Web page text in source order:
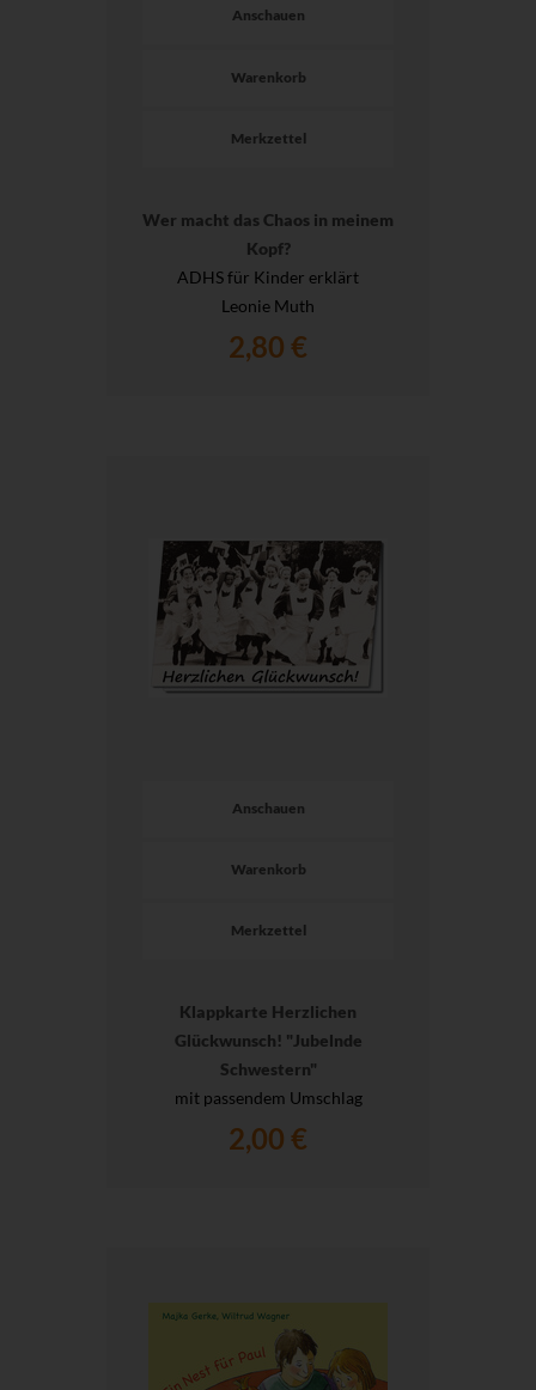
Anschauen
Warenkorb
Merkzettel
Wer macht das Chaos in meinem
Kopf?
ADHS für Kinder erklärt
Leonie Muth
2,80 €
Anschauen
Warenkorb
Merkzettel
Klappkarte Herzlichen
Glückwunsch! "Jubelnde
Schwestern"
mit passendem Umschlag
2,00 €